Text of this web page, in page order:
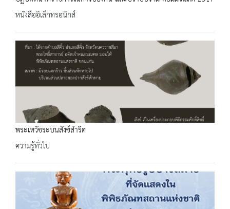
หนังสืออิเล็กทรอนิกส์
พระเหวัชระบนสังข์สำริด
ความรู้ทั่วไป